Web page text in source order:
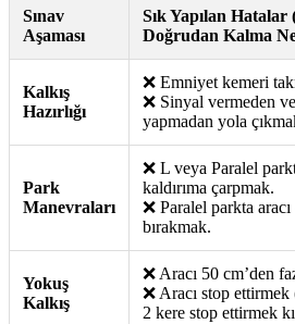
Sınav
Aşaması
Sık Yapılan Hatalar
Doğrudan Kalma
Kalkış
Hazırlığı
❌ Emniyet kemeri
❌ Sinyal vermeden
yapmadan yola
Park
Manevraları
❌ L veya Paralel
kaldırıma çarpmak.
❌ Paralel parkta
bırakmak.
Yokuş
Kalkış
❌ Aracı 50 cm’den
❌ Aracı stop
2 kere stop ettirmek